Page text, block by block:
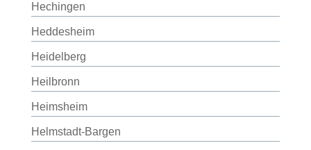
Hechingen
Heddesheim
Heidelberg
Heilbronn
Heimsheim
Helmstadt-Bargen